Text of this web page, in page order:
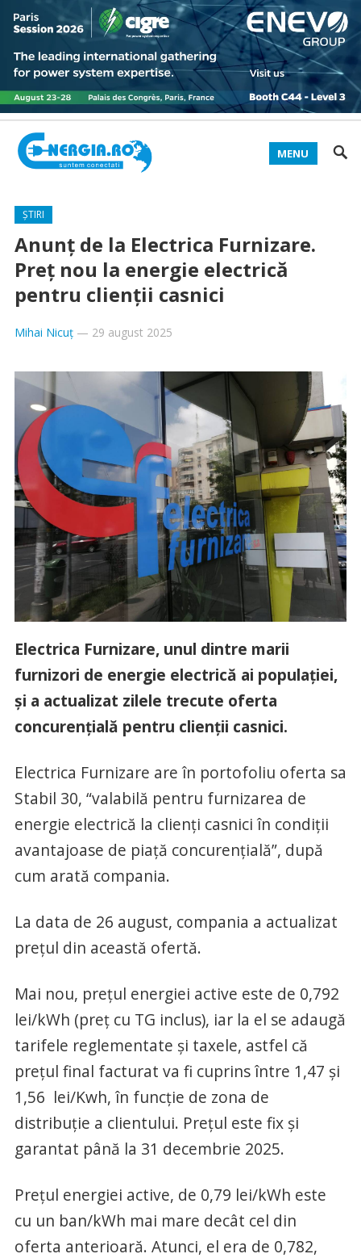
MENU
ȘTIRI
Anunț de la Electrica Furnizare.
Preț nou la energie electrică
pentru clienții casnici
Mihai Nicuț— 29 august 2025
Electrica Furnizare, unul dintre marii
furnizori de energie electrică ai populației,
și a actualizat zilele trecute oferta
concurențială pentru clienții casnici.
Electrica Furnizare are în portofoliu oferta sa
Stabil 30, “valabilă pentru furnizarea de
energie electrică la clienți casnici în condiții
avantajoase de piață concurențială”, după
cum arată compania.
La data de 26 august, compania a actualizat
prețul din această ofertă.
Mai nou, prețul energiei active este de 0,792
lei/kWh (preț cu TG inclus), iar la el se adaugă
tarifele reglementate și taxele, astfel că
prețul final facturat va fi cuprins între 1,47 și
1,56 lei/Kwh, în funcție de zona de
distribuție a clientului. Prețul este fix și
garantat până la 31 decembrie 2025.
Prețul energiei active, de 0,79 lei/kWh este
cu un ban/kWh mai mare decât cel din
oferta anterioară. Atunci, el era de 0,782,